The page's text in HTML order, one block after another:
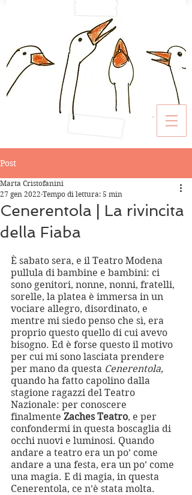
Post
Cenerentola | La rivincita
della Fiaba
Marta Cristofanini
27 gen 2022 Tempo di lettura: 5 min
È sabato sera, e il Teatro Modena
pullula di bambine e bambini: ci
sono genitori, nonne, nonni, fratelli,
sorelle, la platea è immersa in un
vociare allegro, disordinato, e
mentre mi siedo penso che sì, era
proprio questo quello di cui avevo
bisogno. Ed è forse questo il motivo
per cui mi sono lasciata prendere
per mano da questa Cenerentola,
quando ha fatto capolino dalla
stagione ragazzi del Teatro
Nazionale: per conoscere
finalmente Zaches Teatro, e per
confondermi in questa boscaglia di
occhi nuovi e luminosi. Quando
andare a teatro era un po’ come
andare a una festa, era un po’ come
una magia. E di magia, in questa
Cenerentola, ce n’è stata molta.